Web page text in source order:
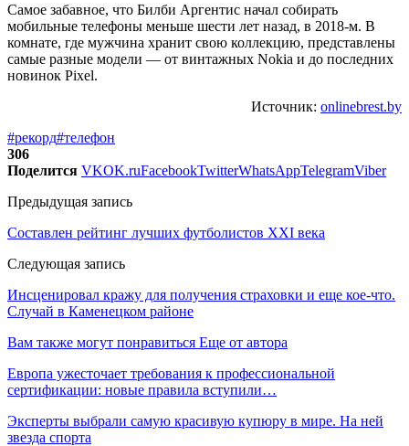
Самое забавное, что Билби Аргентис начал собирать
мобильные телефоны меньше шести лет назад, в 2018-м. В
комнате, где мужчина хранит свою коллекцию, представлены
самые разные модели — от винтажных Nokia и до последних
новинок Pixel.
Источник: onlinebrest.by
#рекорд#телефон
306
Поделится VKOK.ruFacebookTwitterWhatsAppTelegramViber
Предыдущая запись
Составлен рейтинг лучших футболистов XXI века
Следующая запись
Инсценировал кражу для получения страховки и еще кое-что.
Случай в Каменецком районе
Вам также могут понравиться Еще от автора
Европа ужесточает требования к профессиональной
сертификации: новые правила вступили…
Эксперты выбрали самую красивую купюру в мире. На ней
звезда спорта